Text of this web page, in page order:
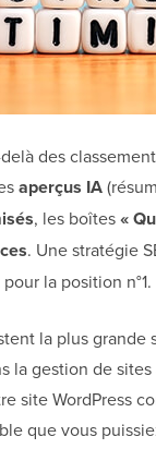
des
aperçus IA
, les boîtes«
. Une stratégie
la position n°1.
la plus
la gestion de
site WordPress
que vous